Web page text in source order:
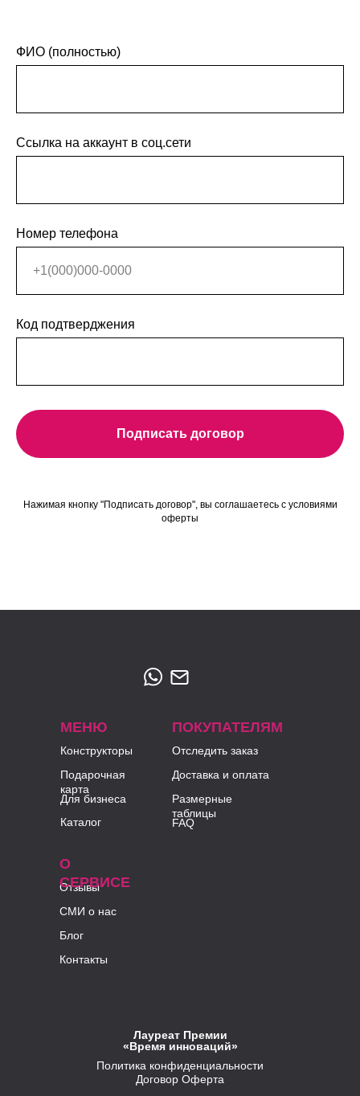
ФИО (полностью)
Ссылка на аккаунт в соц.сети
Номер телефона
Код подтверджения
Подписать договор
Нажимая кнопку "Подписать договор", вы соглашаетесь с условиями
оферты
Политика конфиденциальности
Договор Оферта
Лауреат Премии
«Время инноваций»
Каталог
Контакты
FAQ
Для бизнеса
Блог
Отследить заказ
Подарочная
карта
СМИ о нас
Размерные
таблицы
Конструкторы
Отзывы
Доставка и оплата
МЕНЮ
О
СЕРВИСЕ
ПОКУПАТЕЛЯМ